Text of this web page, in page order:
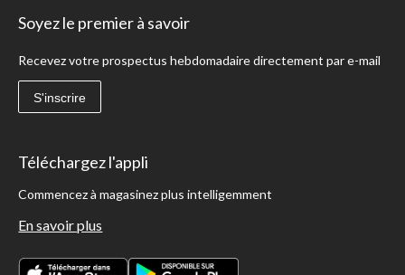
Soyez le premier à savoir
Recevez votre prospectus hebdomadaire directement par e-mail
S'inscrire
Téléchargez l'appli
Commencez à magasinez plus intelligemment
En savoir plus